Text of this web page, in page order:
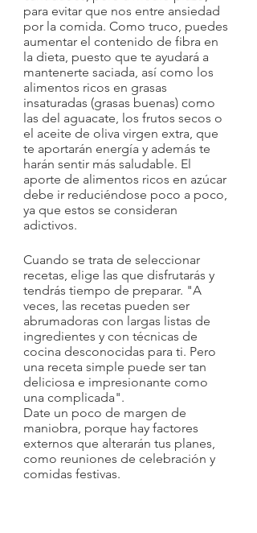
para evitar que nos entre ansiedad
por la comida. Como truco, puedes
aumentar el contenido de fibra en
la dieta, puesto que te ayudará a
mantenerte saciada, así como los
alimentos ricos en grasas
insaturadas (grasas buenas) como
las del aguacate, los frutos secos o
el aceite de oliva virgen extra, que
te aportarán energía y además te
harán sentir más saludable. El
aporte de alimentos ricos en azúcar
debe ir reduciéndose poco a poco,
ya que estos se consideran
adictivos.
Cuando se trata de seleccionar
recetas, elige las que disfrutarás y
tendrás tiempo de preparar. "A
veces, las recetas pueden ser
abrumadoras con largas listas de
ingredientes y con técnicas de
cocina desconocidas para ti. Pero
una receta simple puede ser tan
deliciosa e impresionante como
una complicada".
Date un poco de margen de
maniobra, porque hay factores
externos que alterarán tus planes,
como reuniones de celebración y
comidas festivas.